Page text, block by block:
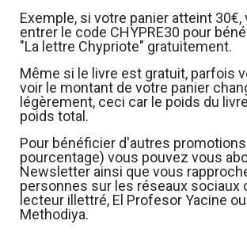
Exemple, si votre panier atteint
entrer le code CHYPRE30 pour
"La lettre Chypriote" gratuitement.
Même si le livre est gratuit, parfois
voir le montant de votre panier
légèrement, ceci car le poids du
poids total.
Pour bénéficier d'autres
pourcentage) vous pouvez vous
Newsletter ainsi que vous
personnes sur les réseaux sociaux
lecteur illettré, El Profesor Yacine
Methodiya.